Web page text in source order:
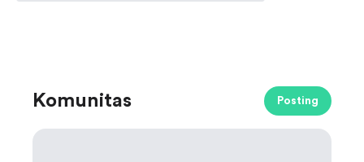
Komunitas Posting